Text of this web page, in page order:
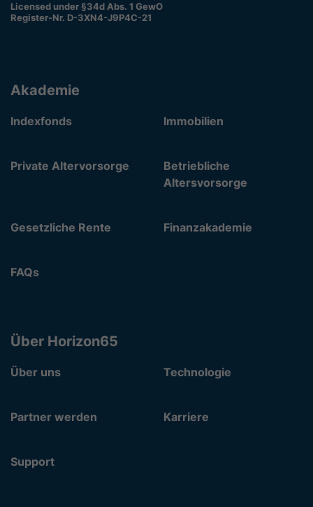
Licensed under §34d Abs. 1 GewO
Register-Nr. D-3XN4-J9P4C-21
Akademie
Indexfonds Immobilien
Private Altervorsorge
Betriebliche
Altersvorsorge
Gesetzliche Rente Finanzakademie
FAQs
Über Horizon65
Über uns Technologie
Partner werden Karriere
Support